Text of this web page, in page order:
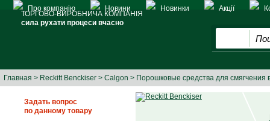
Про компанію Новини Новинки Акції
ТОРГОВО-ВИРОБНИЧА КОМПАНІЯ
сила рухати процеси вчасно
Главная > Reckitt Benckiser > Calgon > Порошковые средства для смягчения
Задать вопрос
по данному товару